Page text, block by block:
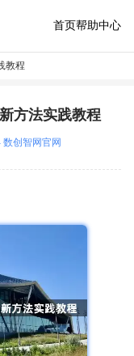
首页帮助中心
教程
方法实践教程
创智网官网